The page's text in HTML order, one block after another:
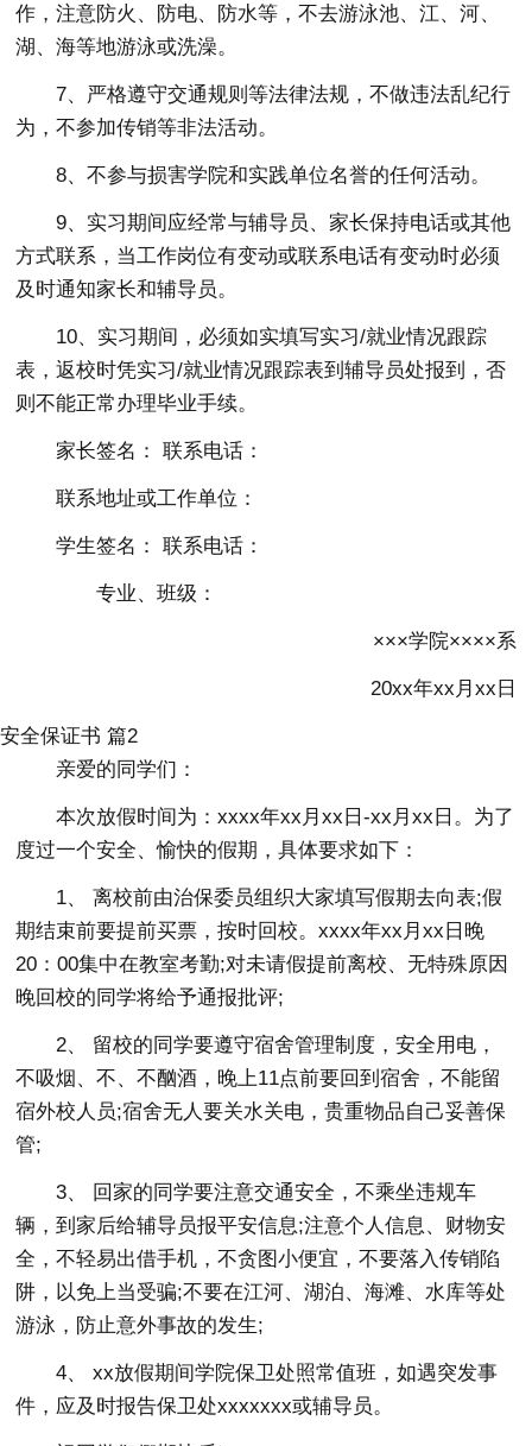
作，注意防火、防电、防水等，不去游泳池、江、河、
湖、海等地游泳或洗澡。
7、严格遵守交通规则等法律法规，不做违法乱纪行
为，不参加传销等非法活动。
8、不参与损害学院和实践单位名誉的任何活动。
9、实习期间应经常与辅导员、家长保持电话或其他
方式联系，当工作岗位有变动或联系电话有变动时必须
及时通知家长和辅导员。
10、实习期间，必须如实填写实习/就业情况跟踪
表，返校时凭实习/就业情况跟踪表到辅导员处报到，否
则不能正常办理毕业手续。
家长签名： 联系电话：
联系地址或工作单位：
学生签名： 联系电话：
专业、班级：
×××学院××××系
20xx年xx月xx日
安全保证书 篇2
亲爱的同学们：
本次放假时间为：xxxx年xx月xx日-xx月xx日。为了
度过一个安全、愉快的假期，具体要求如下：
1、 离校前由治保委员组织大家填写假期去向表;假
期结束前要提前买票，按时回校。xxxx年xx月xx日晚
20：00集中在教室考勤;对未请假提前离校、无特殊原因
晚回校的同学将给予通报批评;
2、 留校的同学要遵守宿舍管理制度，安全用电，
不吸烟、不、不酗酒，晚上11点前要回到宿舍，不能留
宿外校人员;宿舍无人要关水关电，贵重物品自己妥善保
管;
3、 回家的同学要注意交通安全，不乘坐违规车
辆，到家后给辅导员报平安信息;注意个人信息、财物安
全，不轻易出借手机，不贪图小便宜，不要落入传销陷
阱，以免上当受骗;不要在江河、湖泊、海滩、水库等处
游泳，防止意外事故的发生;
4、 xx放假期间学院保卫处照常值班，如遇突发事
件，应及时报告保卫处xxxxxxx或辅导员。